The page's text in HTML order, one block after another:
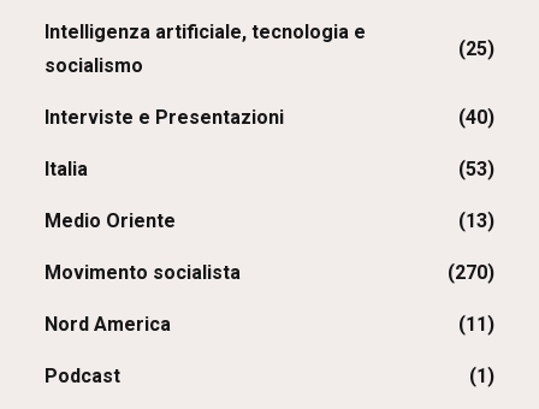
Intelligenza artificiale, tecnologia e
socialismo
(25)
Interviste e Presentazioni (40)
Italia (53)
Medio Oriente (13)
Movimento socialista (270)
Nord America (11)
Podcast (1)